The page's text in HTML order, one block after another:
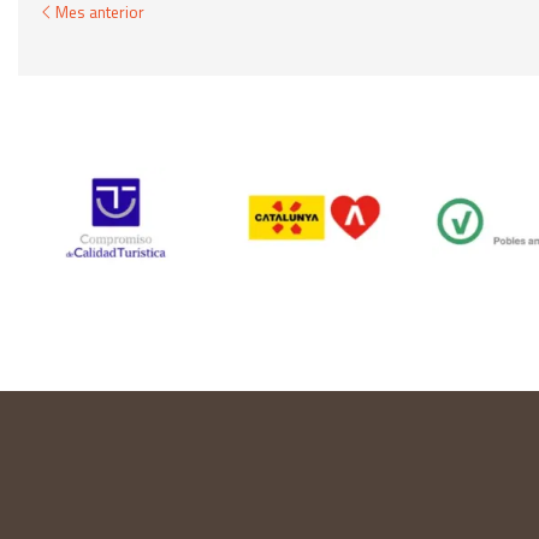
Mes anterior